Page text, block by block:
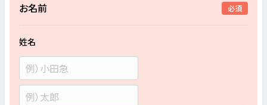
お名前 必須
姓名